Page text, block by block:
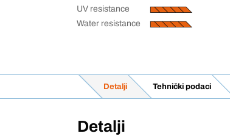
UV resistance
Water resistance
Detalji Tehnički podaci
Detalji